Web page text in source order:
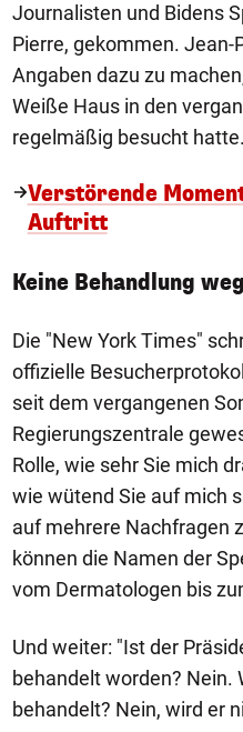
Journalisten und Bidens
Pierre, gekommen. Jean-
Angaben dazu zu
Weiße Haus in den
regelmäßig besucht hatte.
Verstörende
Auftritt
Keine Behandlung
Die "New York Times"
offizielle
seit dem vergangenen
Regierungszentrale
Rolle, wie sehr Sie mich
wie wütend Sie auf mich
auf mehrere Nachfragen
können die Namen der
vom Dermatologen bis
Und weiter: "Ist der
behandelt worden? Nein.
behandelt? Nein, wird er